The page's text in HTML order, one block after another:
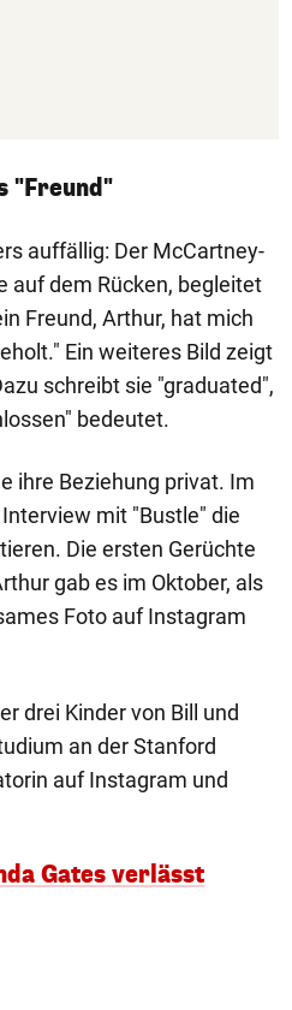
"Freund"
auffällig: Der McCartney-
auf dem Rücken, begleitet
Freund, Arthur, hat mich
Ein weiteres Bild zeigt
schreibt sie "graduated",
bedeutet.
ihre Beziehung privat. Im
mit "Bustle" die
Die ersten Gerüchte
gab es im Oktober, als
Foto auf Instagram
drei Kinder von Bill und
an der Stanford
auf Instagram und
Gates verlässt